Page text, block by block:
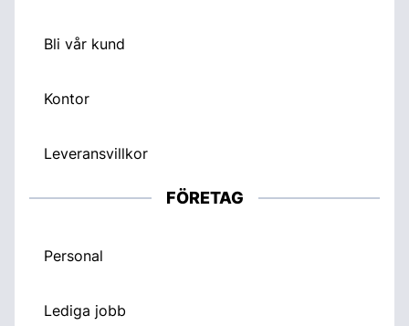
Bli vår kund
Kontor
Leveransvillkor
FÖRETAG
Personal
Lediga jobb